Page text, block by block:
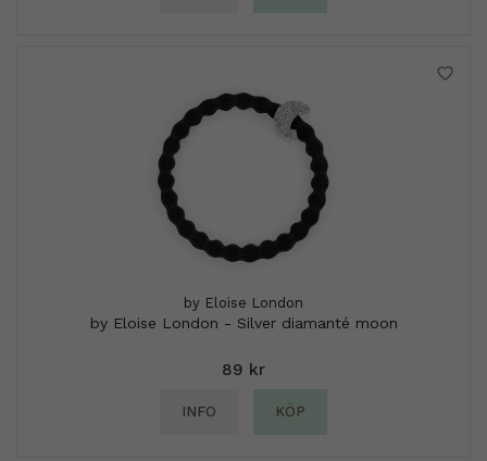
by Eloise London
by Eloise London - Silver diamanté moon
89 kr
INFO KÖP